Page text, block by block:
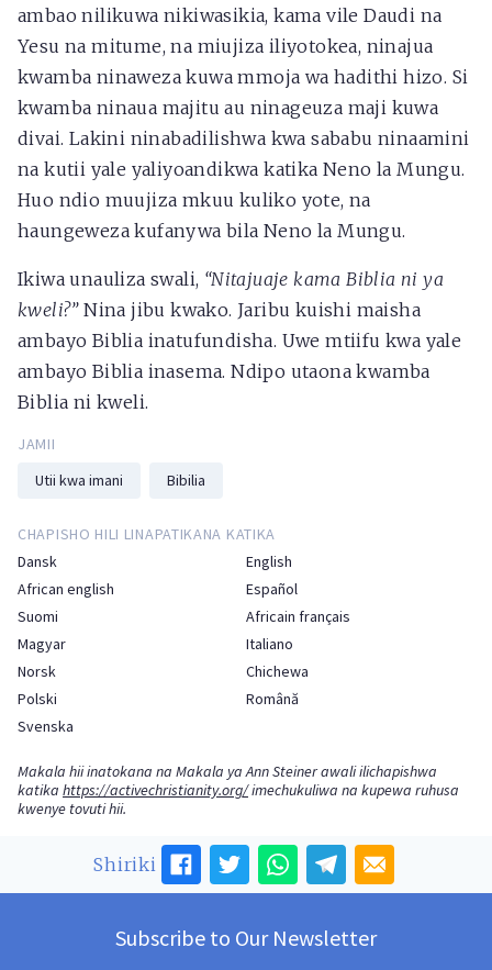
ambao nilikuwa nikiwasikia, kama vile Daudi na
Yesu na mitume, na miujiza iliyotokea, ninajua
kwamba ninaweza kuwa mmoja wa hadithi hizo. Si
kwamba ninaua majitu au ninageuza maji kuwa
divai. Lakini ninabadilishwa kwa sababu ninaamini
na kutii yale yaliyoandikwa katika Neno la Mungu.
Huo ndio muujiza mkuu kuliko yote, na
haungeweza kufanywa bila Neno la Mungu.
Ikiwa unauliza swali, “Nitajuaje kama Biblia ni ya
kweli?”Nina jibu kwako. Jaribu kuishi maisha
ambayo Biblia inatufundisha. Uwe mtiifu kwa yale
ambayo Biblia inasema. Ndipo utaona kwamba
Biblia ni kweli.
JAMII
Utii kwa imani
Bibilia
CHAPISHO HILI LINAPATIKANA KATIKA
Dansk
English
African english
Español
Suomi
Africain français
Magyar
Italiano
Norsk
Chichewa
Polski
Română
Svenska
Makala hii inatokana na Makala ya Ann Steiner awali ilichapishwa
katika https://activechristianity.org/imechukuliwa na kupewa ruhusa
kwenye tovuti hii.
Shiriki
Subscribe to Our Newsletter